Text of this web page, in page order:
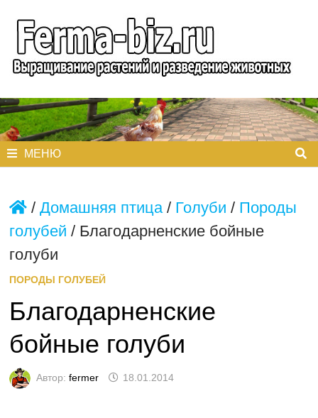
содержимому
МЕНЮ
/ Домашняя птица/ Голуби / Породы
голубей / Благодарненские бойные
голуби
ПОРОДЫ ГОЛУБЕЙ
Благодарненские
бойные голуби
Автор: fermer 18.01.2014